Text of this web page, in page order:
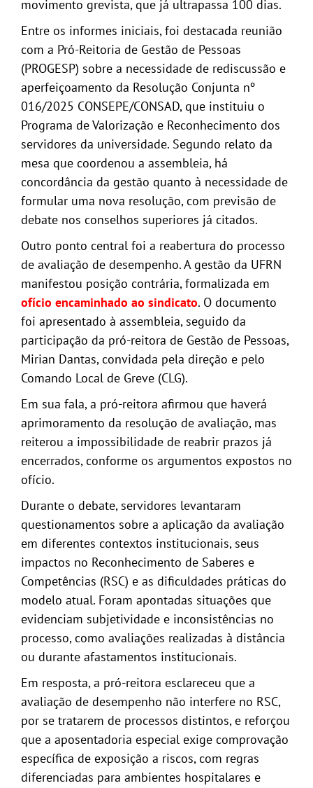
movimento grevista, que já ultrapassa 100 dias.
Entre os informes iniciais, foi destacada reunião
com a Pró-Reitoria de Gestão de Pessoas
(PROGESP) sobre a necessidade de rediscussão e
aperfeiçoamento da Resolução Conjunta nº
016/2025 CONSEPE/CONSAD, que instituiu o
Programa de Valorização e Reconhecimento dos
servidores da universidade. Segundo relato da
mesa que coordenou a assembleia, há
concordância da gestão quanto à necessidade de
formular uma nova resolução, com previsão de
debate nos conselhos superiores já citados.
Outro ponto central foi a reabertura do processo
de avaliação de desempenho. A gestão da UFRN
manifestou posição contrária, formalizada em
ofício encaminhado ao sindicato. O documento
foi apresentado à assembleia, seguido da
participação da pró-reitora de Gestão de Pessoas,
Mirian Dantas, convidada pela direção e pelo
Comando Local de Greve (CLG).
Em sua fala, a pró-reitora afirmou que haverá
aprimoramento da resolução de avaliação, mas
reiterou a impossibilidade de reabrir prazos já
encerrados, conforme os argumentos expostos no
ofício.
Durante o debate, servidores levantaram
questionamentos sobre a aplicação da avaliação
em diferentes contextos institucionais, seus
impactos no Reconhecimento de Saberes e
Competências (RSC) e as dificuldades práticas do
modelo atual. Foram apontadas situações que
evidenciam subjetividade e inconsistências no
processo, como avaliações realizadas à distância
ou durante afastamentos institucionais.
Em resposta, a pró-reitora esclareceu que a
avaliação de desempenho não interfere no RSC,
por se tratarem de processos distintos, e reforçou
que a aposentadoria especial exige comprovação
específica de exposição a riscos, com regras
diferenciadas para ambientes hospitalares e